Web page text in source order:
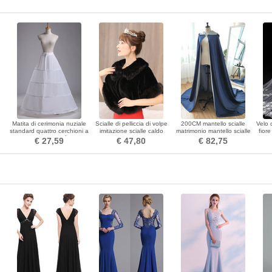
Matita di cerimonia nuziale
standard quattro cerchioni a
forma di taffettà in
poliestere regolabile
€ 27,59
Scialle di pelliccia di volpe
imitazione scialle caldo
autunno e inverno sposa
€ 47,80
200CM mantello scialle
matrimonio mantello scialle
matrimonio medievale
€ 82,75
Velo
fiore